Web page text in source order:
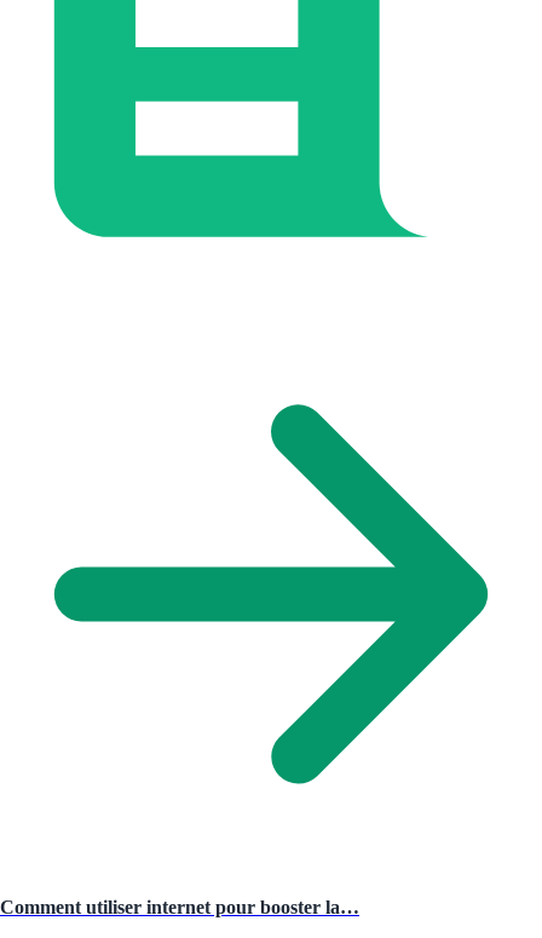
Comment utiliser internet pour booster la…